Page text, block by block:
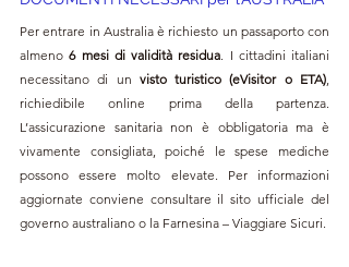
Per entrare in Australia è richiesto un passaporto con
almeno 6 mesi di validità residua . I cittadini italiani
necessitano di un visto turistico (eVisitor o ETA)
richiedibile online prima della partenza.
L’assicurazione sanitaria non è obbligatoria ma è
vivamente consigliata, poiché le spese mediche
possono essere molto elevate. Per informazioni
aggiornate conviene consultare il sito ufficiale del
governo australiano o la Farnesina – Viaggiare Sicuri.